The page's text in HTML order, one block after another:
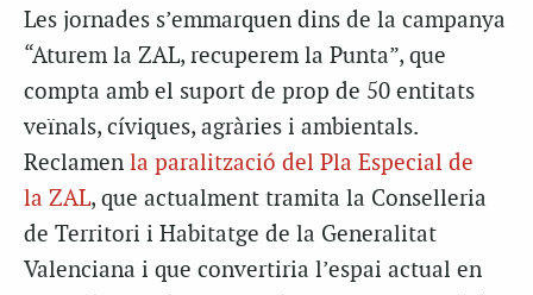
Les jornades s’emmarquen dins de la campanya
“Aturem la ZAL, recuperem la Punta”, que
compta amb el suport de prop de 50 entitats
veïnals, cíviques, agràries i ambientals.
Reclamen la paralització del Pla Especial de
la ZAL, que actualment tramita la Conselleria
de Territori i Habitatge de la Generalitat
Valenciana i que convertiria l’espai actual en